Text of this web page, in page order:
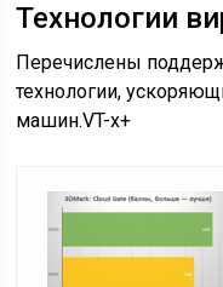
Технологии
Перечислены
технологии,
машин.VT-x+